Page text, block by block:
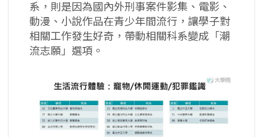
系，則是因為國內外刑事案件影集、電影、
動漫、小說作品在青少年間流行，讓學子對
相關工作發生好奇，帶動相關科系變成「潮
流志願」選項。